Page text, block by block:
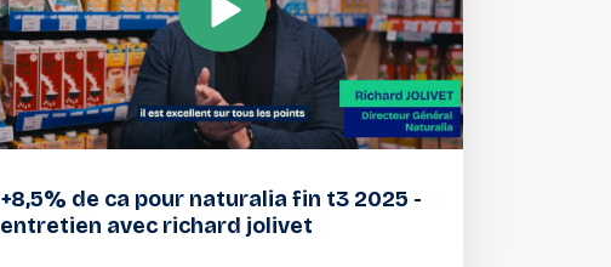
+8,5% de ca pour naturalia fin t3 2025 -
entretien avec richard jolivet